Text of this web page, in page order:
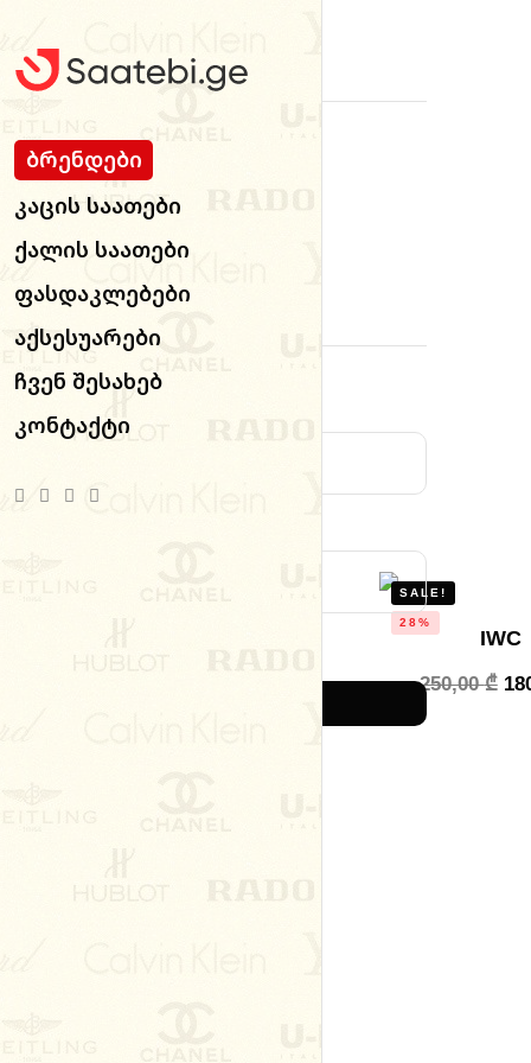
Ბრენდები
Კაცის Საათები
Ქალის Საათები
Ფასდაკლებები
Აქსესუარები
Ჩვენ Შესახებ
Კონტაქტი
All Products Categories
186 კაცის
საათები
79 ქალის
საათები
Remember me
SALE!
28%
IWC
250,00₾